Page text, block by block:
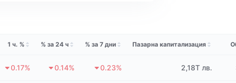
1 ч. % % за 24 ч % за 7 дни Пазарна капитализация
0.17% 0.14% 0.23% 2,18T лв.